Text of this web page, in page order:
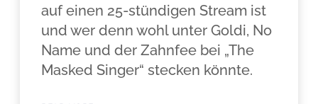
auf einen 25-stündigen Stream ist
und wer denn wohl unter Goldi, No
Name und der Zahnfee bei „The
Masked Singer“ stecken könnte.